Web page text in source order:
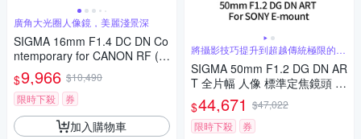
廣角大光圈人像鏡，美麗淺景深
SIGMA 16mm F1.4 DC DN Co
ntemporary for CANON RF (公
司貨) 廣角大光圈定焦鏡 人像
鏡 APS-C 無反微單眼專用鏡頭
$9,966 $10,490
限時下殺
券
加入購物車
將攝影技巧提升到超越傳統極限的水
準
SIGMA 50mm F1.2 DG DN AR
T 全片幅 人像 標準定焦鏡頭 F
or SONY E-mount (公司貨)
$44,671 $47,022
限時下殺
券